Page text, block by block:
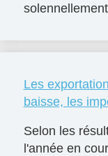
Les
baisse, les
Selon les
l'année en